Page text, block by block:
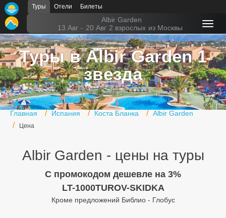
Туры Отели Билеты
Albir Garden
13 Авг - 20 Авг 2 взрослых из Москвы
Туры в Albir Garden 1
звезда
Главная Испания Коста Бланка Albir Garden
Цена
Albir Garden - цены на туры
C промокодом дешевле на 3%
LT-1000TUROV-SKIDKA
Кроме предложений Библио - Глобус
Главная
Горящие туры
Туры в Турцию
Туры в Египет
Туры в ОАЭ
Офис г. Москва